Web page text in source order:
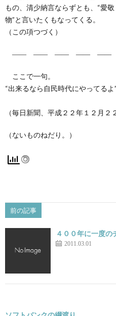
もの、清少納言ならずとも、“愛
物”と言いたくもなってくる。
（この項つづく）
―― ―― ―― ―― ――
ここで一句。
“出来るなら自民時代にやってる
（毎日新聞、平成２２年１２月２
（ないものねだり。）
前の記事
４００年に一度の
2011.03.01